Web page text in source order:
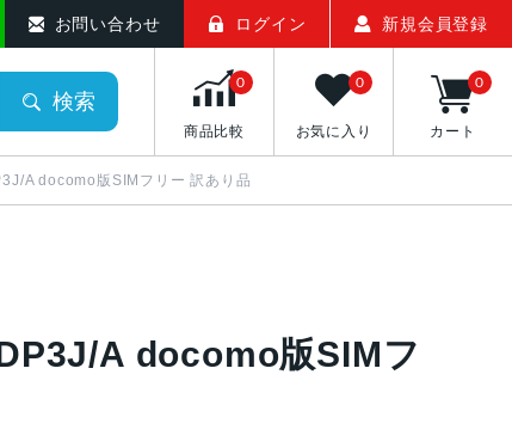
お問い合わせ ログイン 新規会員登録
検索
商品比較
0
お気に入り
0
カート
0
A docomo版SIMフリー 訳あり品
A docomo版SIMフ